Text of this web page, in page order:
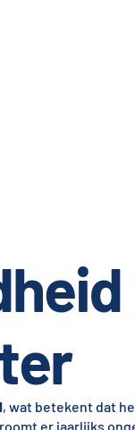
, wat betekent dat
er jaarlijks